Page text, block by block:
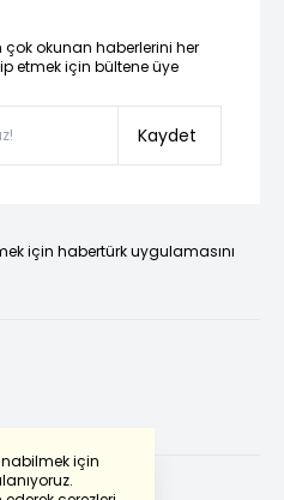
için
çok okunan haberlerini her
etmek için bültene üye
Kaydet
için habertürk uygulamasını